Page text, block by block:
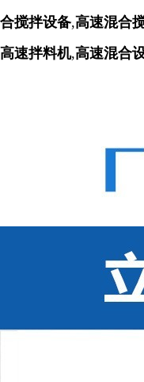
合搅拌设备,高速混合
高速拌料机,高速混合